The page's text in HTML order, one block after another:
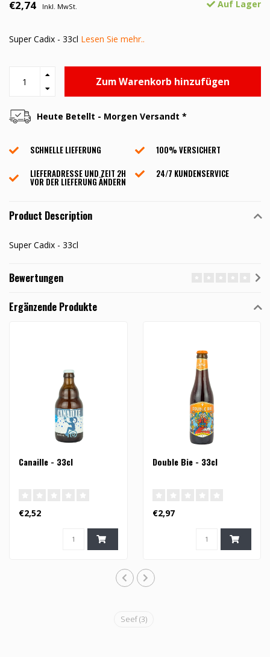
€2,74 Inkl. MwSt. Auf Lager
Super Cadix - 33cl Lesen Sie mehr..
Zum Warenkorb hinzufügen
Heute Betellt - Morgen Versandt *
SCHNELLE LIEFERUNG
100% VERSICHERT
LIEFERADRESSE UND ZEIT 2H
VOR DER LIEFERUNG ÄNDERN
24/7 KUNDENSERVICE
Product Description
Super Cadix - 33cl
Bewertungen
Ergänzende Produkte
Canaille - 33cl
€2,52
Double Bie - 33cl
€2,97
Seef(3)